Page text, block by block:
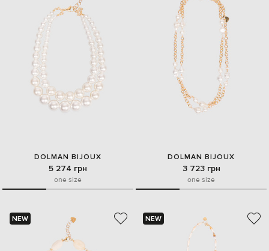
DOLMAN BIJOUX
5 274 грн
one size
DOLMAN BIJOUX
3 723 грн
one size
NEW NEW